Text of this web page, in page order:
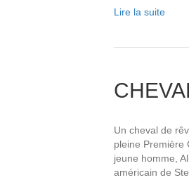
Lire la suite
Un cheval de
pleine Première
jeune homme,
américain de